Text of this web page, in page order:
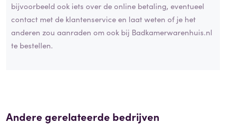
bijvoorbeeld ook iets over de online betaling, eventueel
contact met de klantenservice en laat weten of je het
anderen zou aanraden om ook bij Badkamerwarenhuis.nl
te bestellen.
Andere gerelateerde bedrijven